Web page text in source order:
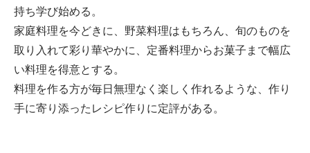
持ち学び始める。
家庭料理を今どきに、野菜料理はもちろん、旬のものを
取り入れて彩り華やかに、定番料理からお菓子まで幅広
い料理を得意とする。
料理を作る方が毎日無理なく楽しく作れるような、作り
手に寄り添ったレシピ作りに定評がある。